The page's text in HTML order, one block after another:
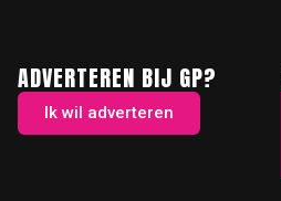
ADVERTEREN BIJ GP?
Ik wil adverteren